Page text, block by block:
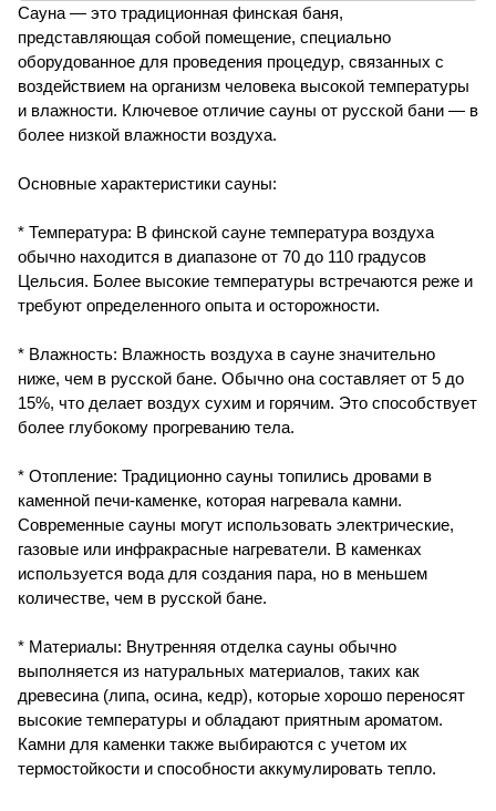
Сауна — это традиционная финская баня,
представляющая собой помещение, специально
оборудованное для проведения процедур, связанных с
воздействием на организм человека высокой температуры
и влажности. Ключевое отличие сауны от русской бани — в
более низкой влажности воздуха.
Основные характеристики сауны:
* Температура: В финской сауне температура воздуха
обычно находится в диапазоне от 70 до 110 градусов
Цельсия. Более высокие температуры встречаются реже и
требуют определенного опыта и осторожности.
* Влажность: Влажность воздуха в сауне значительно
ниже, чем в русской бане. Обычно она составляет от 5 до
15%, что делает воздух сухим и горячим. Это способствует
более глубокому прогреванию тела.
* Отопление: Традиционно сауны топились дровами в
каменной печи-каменке, которая нагревала камни.
Современные сауны могут использовать электрические,
газовые или инфракрасные нагреватели. В каменках
используется вода для создания пара, но в меньшем
количестве, чем в русской бане.
* Материалы: Внутренняя отделка сауны обычно
выполняется из натуральных материалов, таких как
древесина (липа, осина, кедр), которые хорошо переносят
высокие температуры и обладают приятным ароматом.
Камни для каменки также выбираются с учетом их
термостойкости и способности аккумулировать тепло.